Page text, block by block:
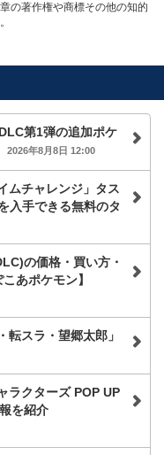
の著作権や商標その他の知的
第1弾の追加ポケ
2026年8月8日 12:00
ムチャレンジ」タス
入手できる無料のタ
の価格・買い方・
あポケモン】
転スラ・望郷太郎」
ラクターズ POP UP
を紹介